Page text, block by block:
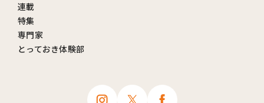
連載
特集
専門家
とっておき体験部